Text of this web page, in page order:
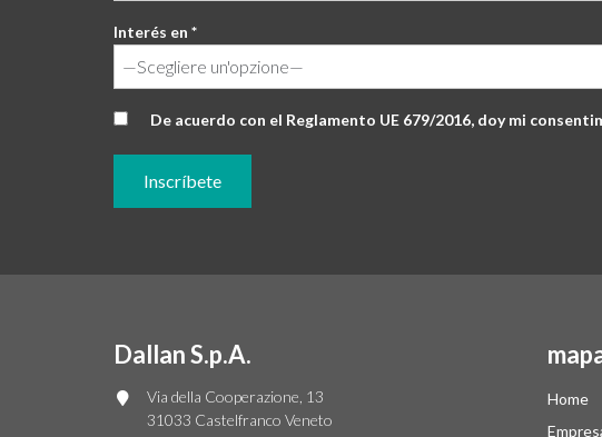
Interés en *
De acuerdo con el Reglamento UE 679/2016, doy mi
Dallan S.p.A.
Via della Cooperazione, 13
31033 Castelfranco Veneto
Home